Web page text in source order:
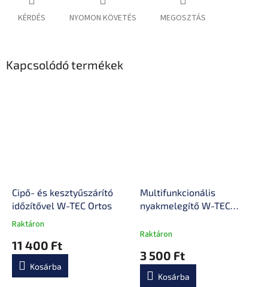
KÉRDÉS NYOMON KÖVETÉS MEGOSZTÁS
Kapcsolódó termékek
Cipő- és kesztyűszárító
időzítővel W-TEC Ortos
A
átlagos
értékelése
Raktáron
11 400 Ft
Kosárba
Multifunkcionális
nyakmelegítő W-TEC
Raktáron
3 500 Ft
Kosárba